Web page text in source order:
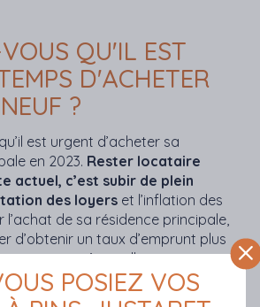
QU'IL EST
D'ACHETER
?
est urgent d’acheter sa
en 2023. Rester locataire
actuel, c’est subir de plein
des loyers et l’inflation des
l’achat de sa résidence principale,
d’obtenir un taux d’emprunt plus
ou un an qu’actuellement.
aujourd’hui, c’est sécuriser
POSIEZ VOS